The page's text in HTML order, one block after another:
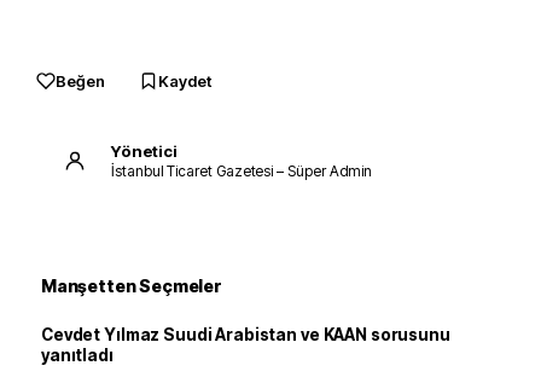
Beğen Kaydet
Yönetici
İstanbul Ticaret Gazetesi – Süper Admin
Manşetten Seçmeler
Cevdet Yılmaz Suudi Arabistan ve KAAN sorusunu
yanıtladı